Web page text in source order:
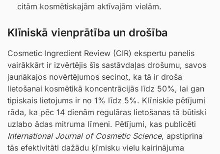
citām kosmētiskajām aktīvajām vielām.
Klīniskā vienprātība un drošība
Cosmetic Ingredient Review (CIR) ekspertu panelis
vairākkārt ir izvērtējis šīs sastāvdaļas drošumu, savos
jaunākajos novērtējumos secinot, ka tā ir droša
lietošanai kosmētikā koncentrācijās līdz 50%, lai gan
tipiskais lietojums ir no 1% līdz 5%. Klīniskie pētījumi
rāda, ka pēc 14 dienām regulāras lietošanas tā būtiski
uzlabo ādas mitruma līmeni. Pētījumi, kas publicēti
International Journal of Cosmetic Science, apstiprina
tās efektivitāti dažādu ķīmisku vielu kairinājuma